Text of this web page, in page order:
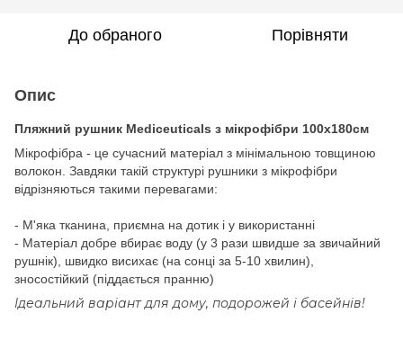
До обраного Порівняти
Опис
Пляжний рушник Mediceuticals з мікрофібри 100х180см
Мікрофібра - це сучасний матеріал з мінімальною товщиною
волокон. Завдяки такій структурі рушники з мікрофібри
відрізняються такими перевагами:
- М'яка тканина, приємна на дотик і у використанні
- Матеріал добре вбирає воду (у 3 рази швидше за звичайний
рушнік), швидко висихає (на сонці за 5-10 хвилин),
зносостійкий (піддається пранню)
Ідеальний варіант для дому, подорожей і басейнів!